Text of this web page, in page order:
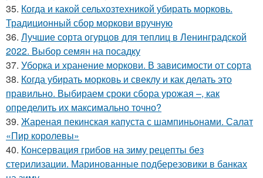
35. Когда и какой сельхозтехникой убирать морковь.
Традиционный сбор моркови вручную
36. Лучшие сорта огурцов для теплиц в Ленинградской
2022. Выбор семян на посадку
37. Уборка и хранение моркови. В зависимости от сорта
38. Когда убирать морковь и свеклу и как делать это
правильно. Выбираем сроки сбора урожая –, как
определить их максимально точно?
39. Жареная пекинская капуста с шампиньонами. Салат
«Пир королевы»
40. Консервация грибов на зиму рецепты без
стерилизации. Маринованные подберезовики в банках